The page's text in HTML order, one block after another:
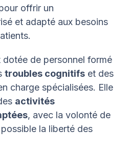
offrir un
et adapté aux besoins
dotée de personnel formé
troubles cognitifs et des
charge spécialisées. Elle
activités
, avec la volonté de
la liberté des